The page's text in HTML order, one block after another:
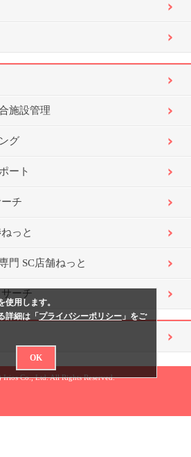
施設管理
グ
ート
チ
っと
門 SC店舗ねっと
ーチ
Co., Ltd. All Rights Reserved.
使用します。
詳細は「 プライバシーポリシー 」をご
OK